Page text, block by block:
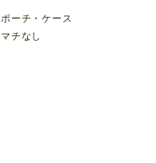
ポーチ・ケース
マチなし